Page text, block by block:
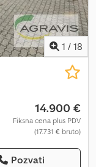
1 / 18
14.900 €
Fiksna cena plus PDV
(17.731 € bruto)
Pozvati